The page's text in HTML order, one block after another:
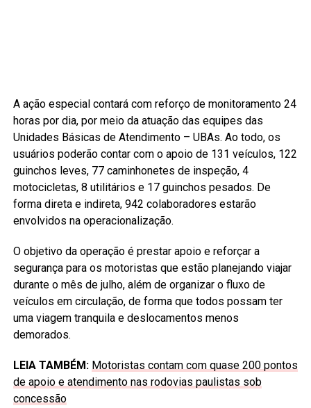
A ação especial contará com reforço de monitoramento 24
horas por dia, por meio da atuação das equipes das
Unidades Básicas de Atendimento – UBAs. Ao todo, os
usuários poderão contar com o apoio de 131 veículos, 122
guinchos leves, 77 caminhonetes de inspeção, 4
motocicletas, 8 utilitários e 17 guinchos pesados. De
forma direta e indireta, 942 colaboradores estarão
envolvidos na operacionalização.
O objetivo da operação é prestar apoio e reforçar a
segurança para os motoristas que estão planejando viajar
durante o mês de julho, além de organizar o fluxo de
veículos em circulação, de forma que todos possam ter
uma viagem tranquila e deslocamentos menos
demorados.
LEIA TAMBÉM: Motoristas contam com quase 200 pontos
de apoio e atendimento nas rodovias paulistas sob
concessão